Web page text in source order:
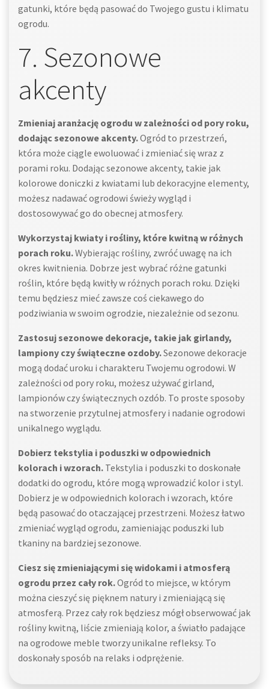
gatunki, które będą pasować do Twojego gustu i klimatu
ogrodu.
7. Sezonowe
akcenty
Zmieniaj aranżację ogrodu w zależności od pory roku,
dodając sezonowe akcenty.Ogród to przestrzeń,
która może ciągle ewoluować i zmieniać się wraz z
porami roku. Dodając sezonowe akcenty, takie jak
kolorowe doniczki z kwiatami lub dekoracyjne elementy,
możesz nadawać ogrodowi świeży wygląd i
dostosowywać go do obecnej atmosfery.
Wykorzystaj kwiaty i rośliny, które kwitną w różnych
porach roku.Wybierając rośliny, zwróć uwagę na ich
okres kwitnienia. Dobrze jest wybrać różne gatunki
roślin, które będą kwitły w różnych porach roku. Dzięki
temu będziesz mieć zawsze coś ciekawego do
podziwiania w swoim ogrodzie, niezależnie od sezonu.
Zastosuj sezonowe dekoracje, takie jak girlandy,
lampiony czy świąteczne ozdoby.Sezonowe dekoracje
mogą dodać uroku i charakteru Twojemu ogrodowi. W
zależności od pory roku, możesz używać girland,
lampionów czy świątecznych ozdób. To proste sposoby
na stworzenie przytulnej atmosfery i nadanie ogrodowi
unikalnego wyglądu.
Dobierz tekstylia i poduszki w odpowiednich
kolorach i wzorach. Tekstylia i poduszki to doskonałe
dodatki do ogrodu, które mogą wprowadzić kolor i styl.
Dobierz je w odpowiednich kolorach i wzorach, które
będą pasować do otaczającej przestrzeni. Możesz łatwo
zmieniać wygląd ogrodu, zamieniając poduszki lub
tkaniny na bardziej sezonowe.
Ciesz się zmieniającymi się widokami i atmosferą
ogrodu przez cały rok.Ogród to miejsce, w którym
można cieszyć się pięknem natury i zmieniającą się
atmosferą. Przez cały rok będziesz mógł obserwować jak
rośliny kwitną, liście zmieniają kolor, a światło padające
na ogrodowe meble tworzy unikalne refleksy. To
doskonały sposób na relaks i odprężenie.